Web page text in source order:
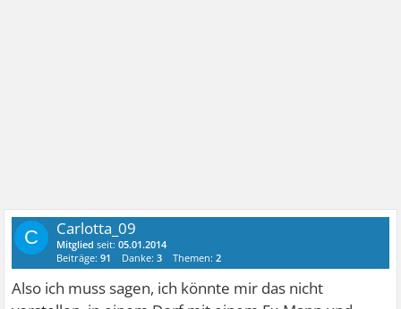
C Carlotta_09
Mitglied seit:05.01.2014
Beiträge:91 Danke:3 Themen:2
Also ich muss sagen, ich könnte mir das nicht